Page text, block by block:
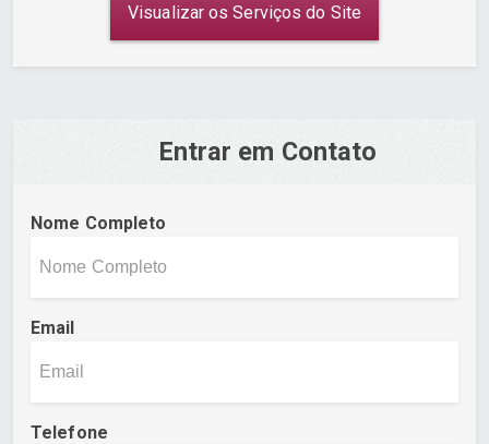
Visualizar os Serviços do Site
Entrar em Contato
Nome Completo
Email
Telefone